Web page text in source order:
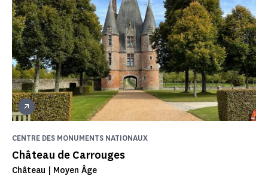
Château de Carrouges
CENTRE DES MONUMENTS NATIONAUX
Château | Moyen Âge